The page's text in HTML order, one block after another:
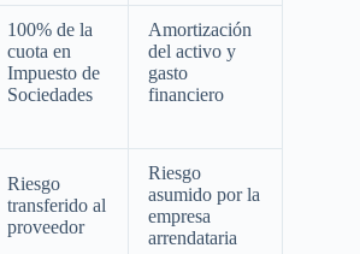
100% de la
cuota en
Impuesto de
Sociedades
Amortización
del activo y
gasto
financiero
Riesgo
transferido al
proveedor
Riesgo
asumido por la
empresa
arrendataria